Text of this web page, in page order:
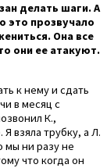
делать шаги. А
это прозвучало
Она все
они ее атакуют.
к нему и сдать
в месяц с
К.,
взяла трубку, а Л.
мы ни разу не
что когда он